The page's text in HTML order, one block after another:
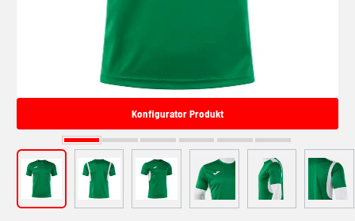
Konfigurator Produkt